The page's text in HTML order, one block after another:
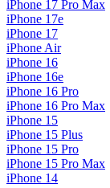
iPhone 17 Pro Max
iPhone 17e
iPhone 17
iPhone Air
iPhone 16
iPhone 16e
iPhone 16 Pro
iPhone 16 Pro Max
iPhone 15
iPhone 15 Plus
iPhone 15 Pro
iPhone 15 Pro Max
iPhone 14